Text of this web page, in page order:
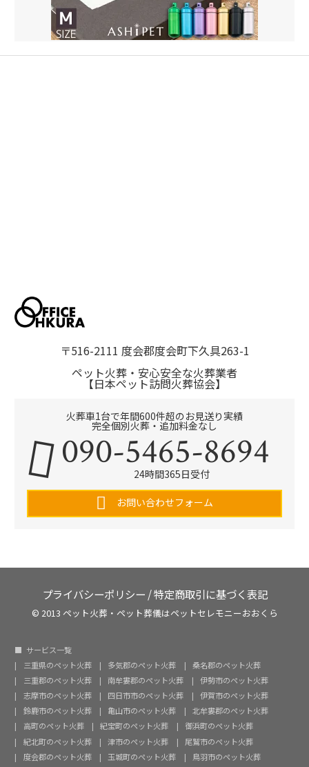
〒516-2111 度会郡度会町下久具263-1
ペット火葬・安心安全な火葬業者
【日本ペット訪問火葬協会】
火葬車1台で年間600件超のお見送り実績
完全個別火葬・追加料金なし
090-5465-8694
24時間365日受付
お問い合わせフォーム
プライバシーポリシー /特定商取引に基づく表記
© 2013 ペット火葬・ペット葬儀はペットセレモニーおおくら
サービス一覧
三重県のペット火葬
多気郡のペット火葬
桑名郡のペット火葬
三重郡のペット火葬
南牟婁郡のペット火葬
伊勢市のペット火葬
志摩市のペット火葬
四日市市のペット火葬
伊賀市のペット火葬
鈴鹿市のペット火葬
亀山市のペット火葬
北牟婁郡のペット火葬
高町のペット火葬
紀宝町のペット火葬
御浜町のペット火葬
紀北町のペット火葬
津市のペット火葬
尾鷲市のペット火葬
度会郡のペット火葬
玉城町のペット火葬
鳥羽市のペット火葬